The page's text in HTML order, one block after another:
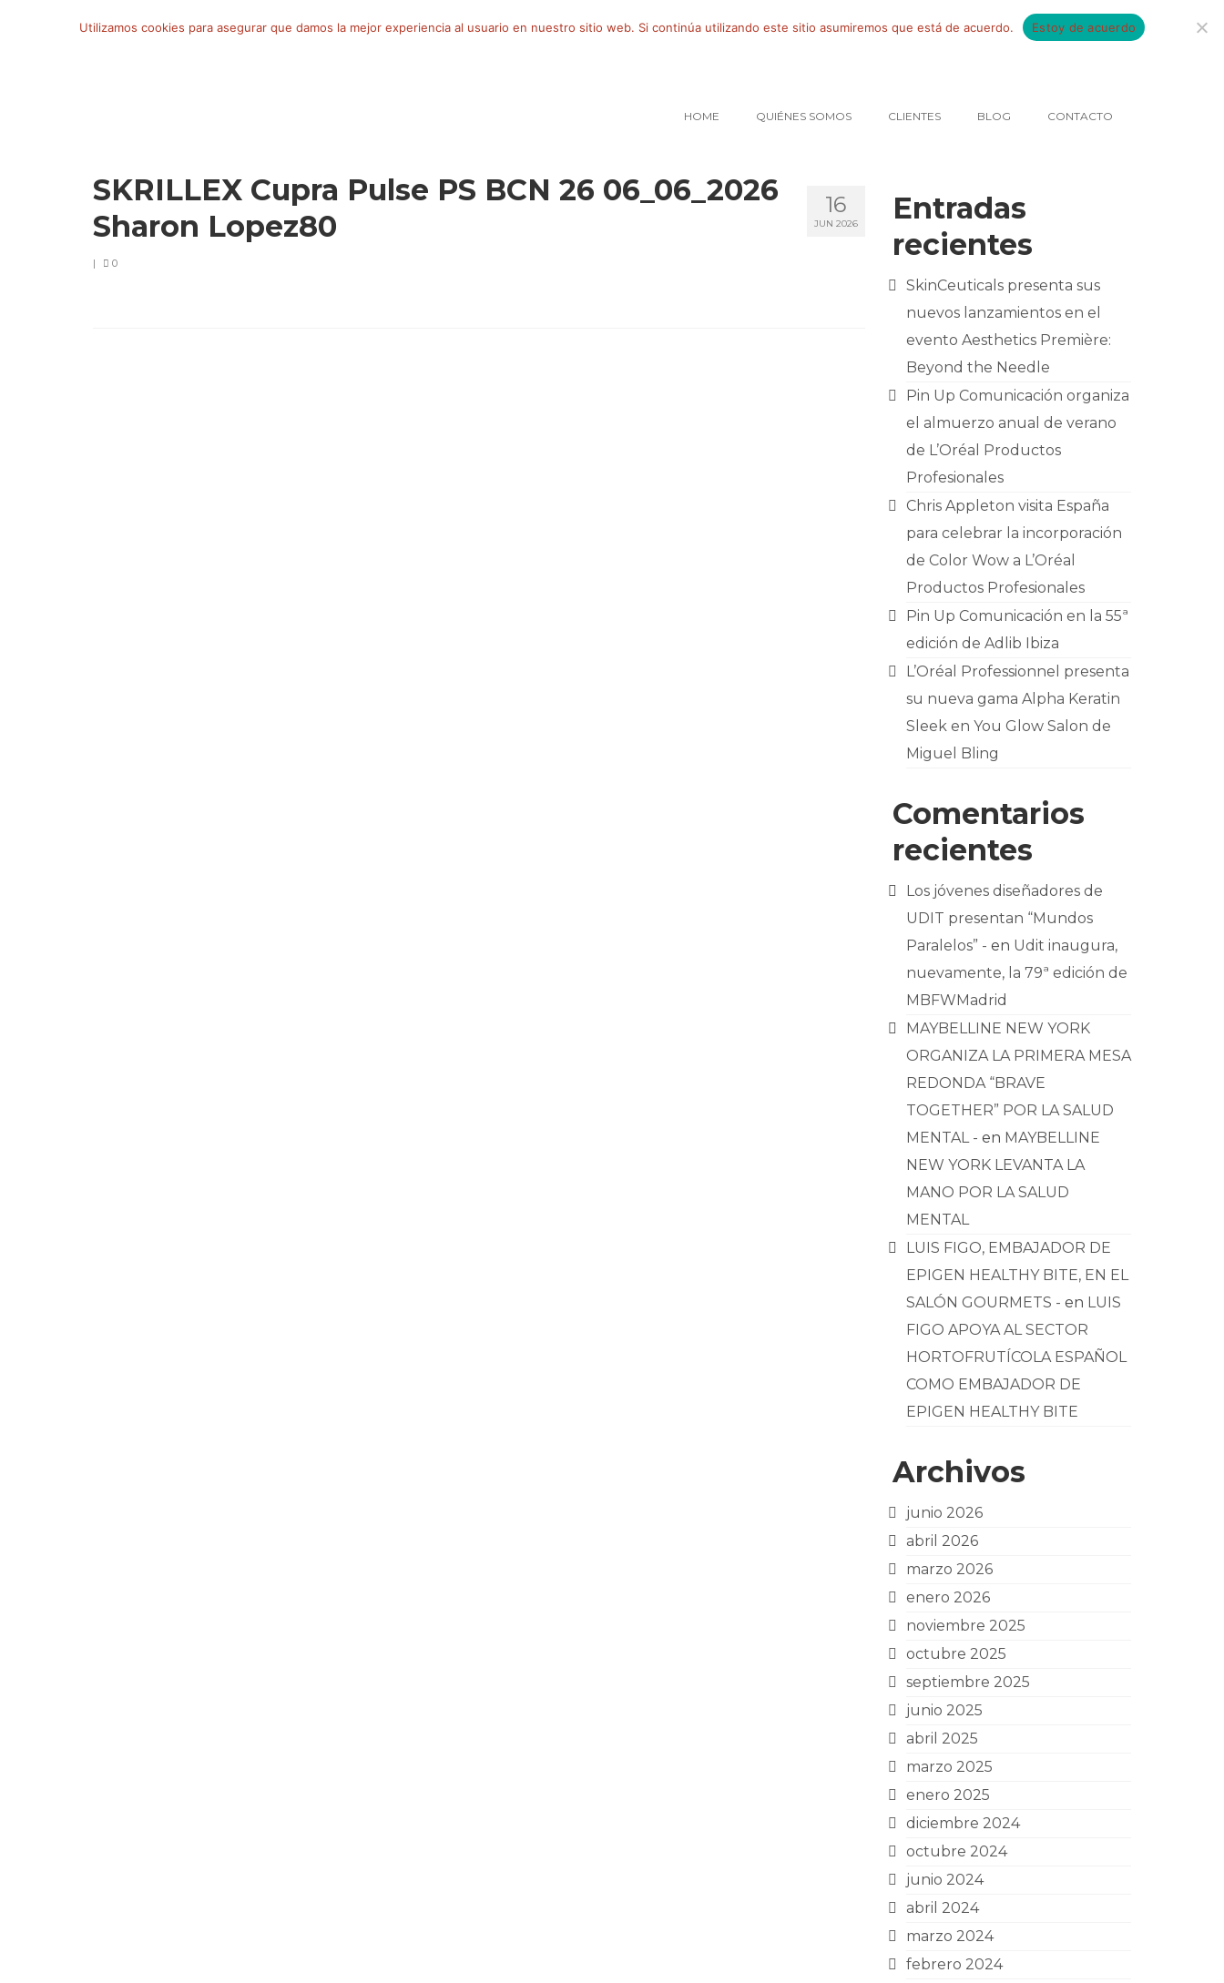
por:
HOME QUIÉNES SOMOS CLIENTES BLOG CONTACTO
16
JUN 2026
SKRILLEX Cupra Pulse PS BCN 26 06_06_2026
Sharon Lopez80
| 0
Entradas
recientes
SkinCeuticals presenta sus
nuevos lanzamientos en el
evento Aesthetics Première:
Beyond the Needle
Pin Up Comunicación organiza
el almuerzo anual de verano
de L’Oréal Productos
Profesionales
Chris Appleton visita España
para celebrar la incorporación
de Color Wow a L’Oréal
Productos Profesionales
Pin Up Comunicación en la 55ª
edición de Adlib Ibiza
L’Oréal Professionnel presenta
su nueva gama Alpha Keratin
Sleek en You Glow Salon de
Miguel Bling
Comentarios
recientes
Los jóvenes diseñadores de
UDIT presentan “Mundos
Paralelos” - en Udit inaugura,
nuevamente, la 79ª edición de
MBFWMadrid
MAYBELLINE NEW YORK
ORGANIZA LA PRIMERA MESA
REDONDA “BRAVE
TOGETHER” POR LA SALUD
MENTAL - en MAYBELLINE
NEW YORK LEVANTA LA
MANO POR LA SALUD
MENTAL
LUIS FIGO, EMBAJADOR DE
EPIGEN HEALTHY BITE, EN EL
SALÓN GOURMETS - en LUIS
FIGO APOYA AL SECTOR
HORTOFRUTÍCOLA ESPAÑOL
COMO EMBAJADOR DE
EPIGEN HEALTHY BITE
Archivos
junio 2026
abril 2026
marzo 2026
enero 2026
noviembre 2025
octubre 2025
septiembre 2025
junio 2025
abril 2025
marzo 2025
enero 2025
diciembre 2024
octubre 2024
junio 2024
abril 2024
marzo 2024
febrero 2024
Utilizamos cookies para asegurar que damos la mejor experiencia al usuario en nuestro sitio web. Si continúa utilizando este sitio asumiremos que está de acuerdo. Estoy de acuerdo